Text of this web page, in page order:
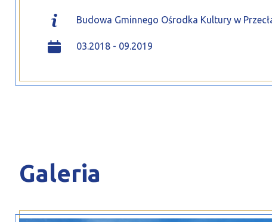
Budowa Gminnego Ośrodka Kultury w
03.2018 - 09.2019
Galeria